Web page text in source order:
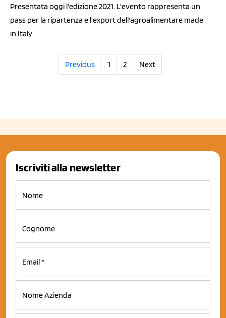
Presentata oggi l'edizione 2021. L'evento rappresenta un
pass per la ripartenza e l'export dell'agroalimentare made
in Italy
Previous 1 2 Next
Iscriviti alla newsletter